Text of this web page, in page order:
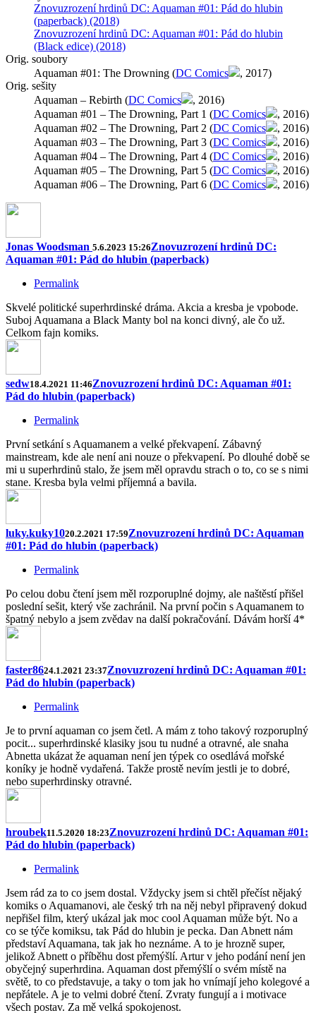
Znovuzrození hrdinů DC: Aquaman #01: Pád do hlubin
(paperback) (2018)
Znovuzrození hrdinů DC: Aquaman #01: Pád do hlubin
(Black edice) (2018)
Orig. soubory
Aquaman #01: The Drowning (DC Comics
, 2017)
Orig. sešity
Aquaman – Rebirth (DC Comics
, 2016)
Aquaman #01 – The Drowning, Part 1 (DC Comics
, 2016)
Aquaman #02 – The Drowning, Part 2 (DC Comics
, 2016)
Aquaman #03 – The Drowning, Part 3 (DC Comics
, 2016)
Aquaman #04 – The Drowning, Part 4 (DC Comics
, 2016)
Aquaman #05 – The Drowning, Part 5 (DC Comics
, 2016)
Aquaman #06 – The Drowning, Part 6 (DC Comics , 2016)
Jonas Woodsman 5.6.2023 15:26Znovuzrození hrdinů DC:
Aquaman #01: Pád do hlubin (paperback)
Permalink
Skvelé politické superhrdinské dráma. Akcia a kresba je vpobode.
Suboj Aquamana a Black Manty bol na konci divný, ale čo už.
Celkom fajn komiks.
sedw18.4.2021 11:46Znovuzrození hrdinů DC: Aquaman #01:
Pád do hlubin (paperback)
Permalink
První setkání s Aquamanem a velké překvapení. Zábavný
mainstream, kde ale není ani nouze o překvapení. Po dlouhé době se
mi u superhrdinů stalo, že jsem měl opravdu strach o to, co se s nimi
stane. Kresba byla velmi příjemná a bavila.
luky.kuky1020.2.2021 17:59Znovuzrození hrdinů DC: Aquaman
#01: Pád do hlubin (paperback)
Permalink
Po celou dobu čtení jsem měl rozporuplné dojmy, ale naštěstí přišel
poslední sešit, který vše zachránil. Na první počin s Aquamanem to
špatný nebylo a jsem zvědav na další pokračování. Dávám horší 4*
faster8624.1.2021 23:37Znovuzrození hrdinů DC: Aquaman #01:
Pád do hlubin (paperback)
Permalink
Je to první aquaman co jsem četl. A mám z toho takový rozporuplný
pocit... superhrdinské klasiky jsou tu nudné a otravné, ale snaha
Abnetta ukázat že aquaman není jen týpek co osedlává mořské
koníky je hodně vydařená. Takže prostě nevím jestli je to dobré,
nebo superhrdinsky otravné.
hroubek11.5.2020 18:23Znovuzrození hrdinů DC: Aquaman #01:
Pád do hlubin (paperback)
Permalink
Jsem rád za to co jsem dostal. Vždycky jsem si chtěl přečíst nějaký
komiks o Aquamanovi, ale český trh na něj nebyl připravený dokud
nepřišel film, který ukázal jak moc cool Aquaman může být. No a
co se týče komiksu, tak Pád do hlubin je pecka. Dan Abnett nám
představí Aquamana, tak jak ho neznáme. A to je hrozně super,
jelikož Abnett o příběhu dost přemýšlí. Artur v jeho podání není jen
obyčejný superhrdina. Aquaman dost přemýšlí o svém místě na
světě, to co představuje, a taky o tom jak ho vnímají jeho kolegové a
nepřátele. A je to velmi dobré čtení. Zvraty fungují a i motivace
všech postav. Za mě velká spokojenost.